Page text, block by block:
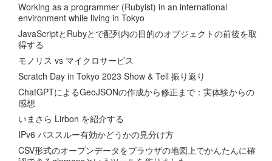
Working as a programmer (Rubyist) in an international
environment while living in Tokyo
JavaScriptとRubyとで配列内の目的のオブジェクトの前後を取
得する
モノリス vs マイクロサービス
Scratch Day in Tokyo 2023 Show & Tell 振り返り
ChatGPTによるGeoJSONの作成から修正まで：実体験からの
感想
いまさら Lirbon を紹介する
IPv6 パススルー有効かどうかの見分け方
CSV形式のオープンデータをブラウザの地図上でかんたんに確